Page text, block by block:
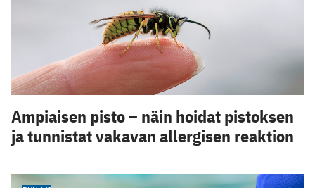
Ampiaisen pisto – näin hoidat pistoksen
ja tunnistat vakavan allergisen reaktion